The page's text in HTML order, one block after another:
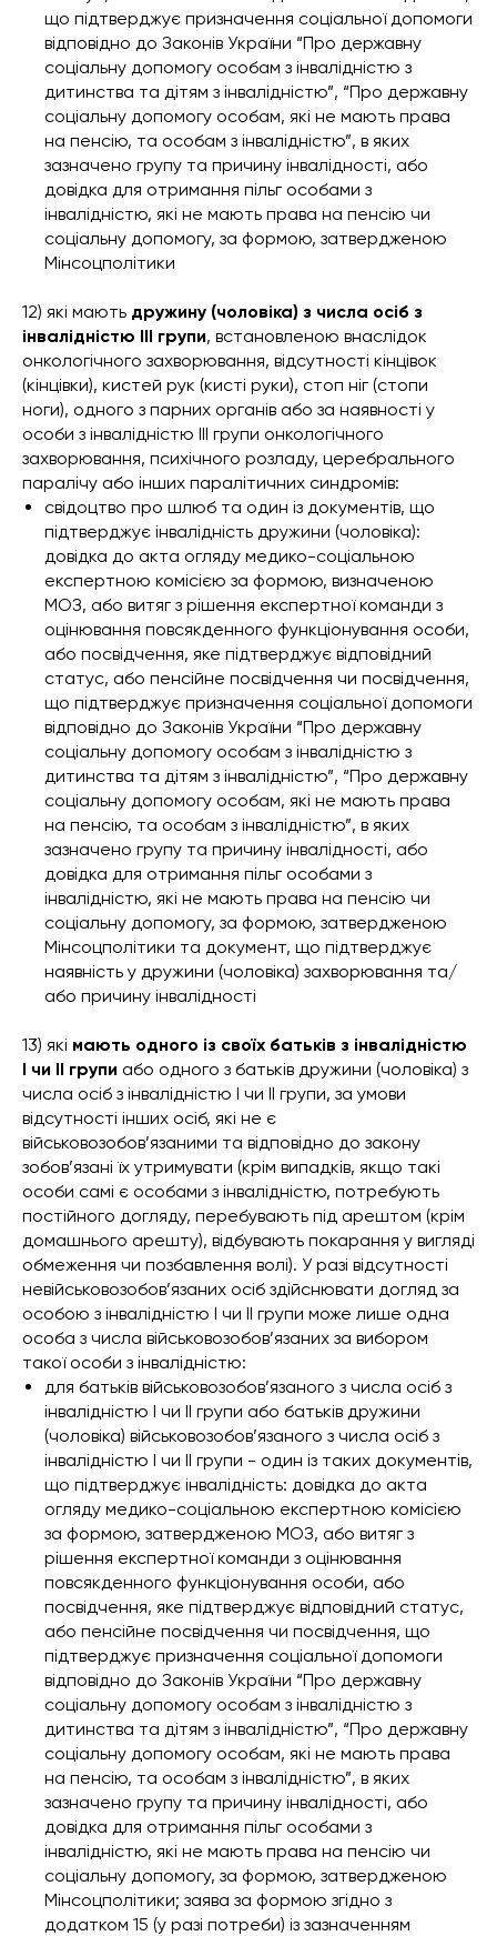
що підтверджує призначення соціальної допомоги
відповідно до Законів України “Про державну
соціальну допомогу особам з інвалідністю з
дитинства та дітям з інвалідністю”, “Про державну
соціальну допомогу особам, які не мають права
на пенсію, та особам з інвалідністю”, в яких
зазначено групу та причину інвалідності, або
довідка для отримання пільг особами з
інвалідністю, які не мають права на пенсію чи
соціальну допомогу, за формою, затвердженою
Мінсоцполітики
12) які мають дружину (чоловіка) з числа осіб з
інвалідністю III групи, встановленою внаслідок
онкологічного захворювання, відсутності кінцівок
(кінцівки), кистей рук (кисті руки), стоп ніг (стопи
ноги), одного з парних органів або за наявності у
особи з інвалідністю III групи онкологічного
захворювання, психічного розладу, церебрального
паралічу або інших паралітичних синдромів:
свідоцтво про шлюб та один із документів, що
підтверджує інвалідність дружини (чоловіка):
довідка до акта огляду медико-соціальною
експертною комісією за формою, визначеною
МОЗ, або витяг з рішення експертної команди з
оцінювання повсякденного функціонування особи,
або посвідчення, яке підтверджує відповідний
статус, або пенсійне посвідчення чи посвідчення,
що підтверджує призначення соціальної допомоги
відповідно до Законів України “Про державну
соціальну допомогу особам з інвалідністю з
дитинства та дітям з інвалідністю”, “Про державну
соціальну допомогу особам, які не мають права
на пенсію, та особам з інвалідністю”, в яких
зазначено групу та причину інвалідності, або
довідка для отримання пільг особами з
інвалідністю, які не мають права на пенсію чи
соціальну допомогу, за формою, затвердженою
Мінсоцполітики та документ, що підтверджує
наявність у дружини (чоловіка) захворювання та/
або причину інвалідності
13) які мають одного із своїх батьків з інвалідністю
I чи II групи або одного з батьків дружини (чоловіка) з
числа осіб з інвалідністю I чи II групи, за умови
відсутності інших осіб, які не є
військовозобов’язаними та відповідно до закону
зобов’язані їх утримувати (крім випадків, якщо такі
особи самі є особами з інвалідністю, потребують
постійного догляду, перебувають під арештом (крім
домашнього арешту), відбувають покарання у вигляді
обмеження чи позбавлення волі). У разі відсутності
невійськовозобов’язаних осіб здійснювати догляд за
особою з інвалідністю I чи II групи може лише одна
особа з числа військовозобов’язаних за вибором
такої особи з інвалідністю:
для батьків військовозобов’язаного з числа осіб з
інвалідністю I чи II групи або батьків дружини
(чоловіка) військовозобов’язаного з числа осіб з
інвалідністю I чи II групи - один із таких документів,
що підтверджує інвалідність: довідка до акта
огляду медико-соціальною експертною комісією
за формою, затвердженою МОЗ, або витяг з
рішення експертної команди з оцінювання
повсякденного функціонування особи, або
посвідчення, яке підтверджує відповідний статус,
або пенсійне посвідчення чи посвідчення, що
підтверджує призначення соціальної допомоги
відповідно до Законів України “Про державну
соціальну допомогу особам з інвалідністю з
дитинства та дітям з інвалідністю”, “Про державну
соціальну допомогу особам, які не мають права
на пенсію, та особам з інвалідністю”, в яких
зазначено групу та причину інвалідності, або
довідка для отримання пільг особами з
інвалідністю, які не мають права на пенсію чи
соціальну допомогу, за формою, затвердженою
Мінсоцполітики; заява за формою згідно з
додатком 15 (у разі потреби) із зазначенням